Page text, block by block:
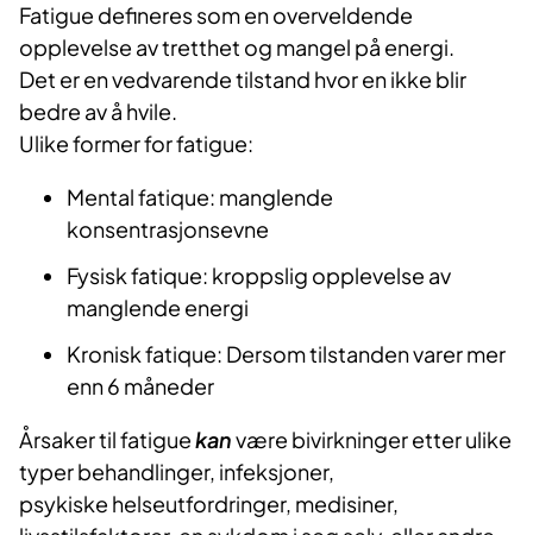
Fatigue defineres som en overveldende
opplevelse av tretthet og mangel på energi.
Det er en vedvarende tilstand hvor en ikke blir
bedre av å hvile.
Ulike former for fatigue:​
Mentalfatique: manglende
konsentrasjonsevne
Fysiskfatique: kroppslig opplevelse av
manglende energi
Kroniskfatique: Dersom tilstanden varer mer
enn 6 måneder
Årsaker til fatiguekanvære bivirkninger etter ulike
typer behandlinger, infeksjoner,
psykiske helseutfordringer, medisiner,